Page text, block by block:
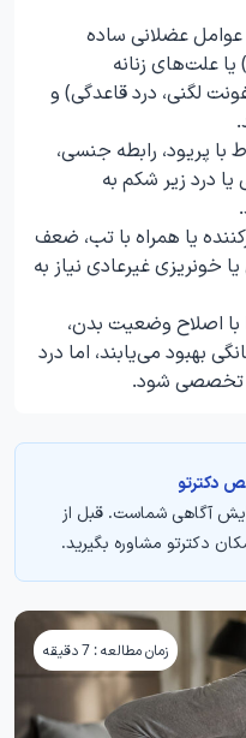
عوامل عضلانی ساده
علت‌های زنانه
لگنی، درد قاعدگی) و
با پریود، رابطه جنسی،
درد زیر شکم به
یا همراه با تب، ضعف
خونریزی غیرعادی نیاز به
با اصلاح وضعیت بدن،
بهبود می‌یابند، اما درد
تخصصی شود.
دکترتو
آگاهی شماست. قبل از
دکترتو مشاوره بگیرید.
زمان مطالعه : 7 دقیقه